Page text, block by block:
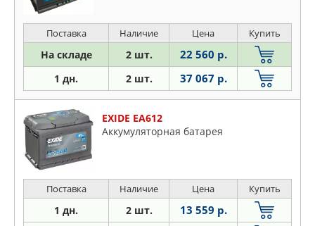
Cts
Eldorado
Escalade
Seville
Srx
Xlr
Поставка Наличие Цена Купить
На складе 2 шт. 22 560 р.
1 дн. 2 шт. 37 067 р.
EXIDE EA612
Аккумуляторная батарея
Поставка Наличие Цена Купить
1 дн. 2 шт. 13 559 р.